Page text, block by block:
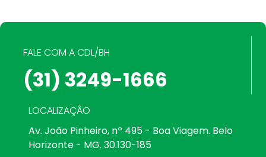
FALE COM A CDL/BH
(31) 3249-1666
LOCALIZAÇÃO
Av. João Pinheiro, nº 495 - Boa Viagem. Belo
Horizonte - MG. 30.130-185